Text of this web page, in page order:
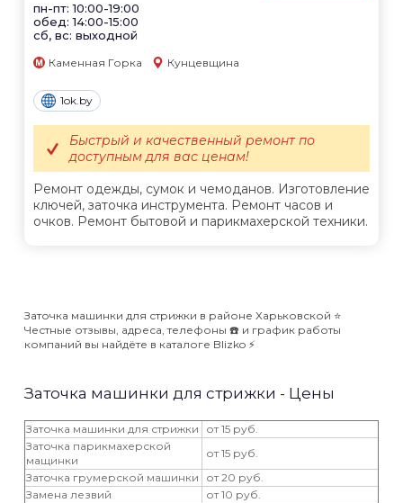
пн-пт: 10:00-19:00
обед: 14:00-15:00
сб, вс: выходной
Каменная Горка Кунцевщина
1ok.by
Ремонт одежды, сумок и чемоданов. Изготовление
ключей, заточка инструмента. Ремонт часов и
очков. Ремонт бытовой и парикмахерской техники.
Быстрый и качественный ремонт по
доступным для вас ценам!
Заточка машинки для стрижки в районе Харьковской ⭐️
Честные отзывы, адреса, телефоны ☎️ и график работы
компаний вы найдёте в каталоге Blizko ⚡️
Заточка машинки для стрижки - Цены
Заточка машинки для стрижки
от 15 руб.
Заточка парикмахерской
мащинки
от 15 руб.
Заточка грумерской машинки
от 20 руб.
Замена лезвий
от 10 руб.